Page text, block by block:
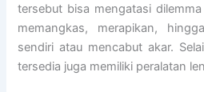
tersebut bisa mengatasi
memangkas, merapikan,
sendiri atau mencabut akar.
tersedia juga memiliki peralatan